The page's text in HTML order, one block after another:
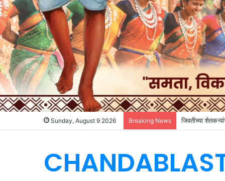
Sunday, August 9 2026 Breaking News जिवतीच्या